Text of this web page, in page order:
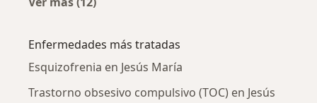
Enfermedades más tratadas
Esquizofrenia en Jesús María
Trastorno obsesivo compulsivo (TOC) en Jesús